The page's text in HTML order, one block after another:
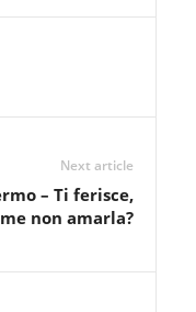
Next article
– Ti ferisce,
non amarla?